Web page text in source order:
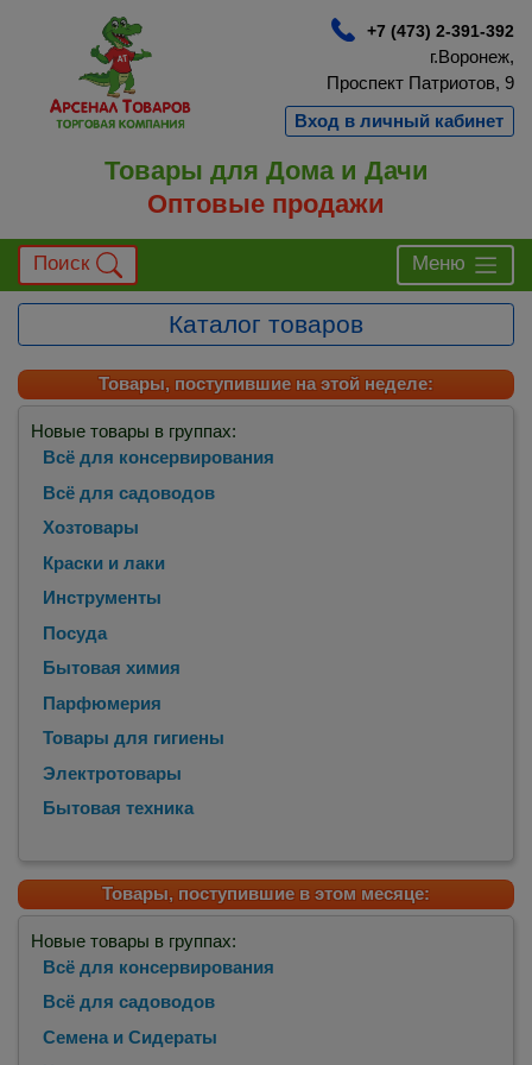
+7 (473) 2-391-392
г.Воронеж,
Проспект Патриотов, 9
Вход в личный кабинет
Товары для Дома и Дачи
Оптовые продажи
Поиск Меню
Каталог товаров
Товары, поступившие на этой неделе:
Новые товары в группах:
Всё для консервирования
Всё для садоводов
Хозтовары
Краски и лаки
Инструменты
Посуда
Бытовая химия
Парфюмерия
Товары для гигиены
Электротовары
Бытовая техника
Товары, поступившие в этом месяце:
Новые товары в группах:
Всё для консервирования
Всё для садоводов
Семена и Сидераты